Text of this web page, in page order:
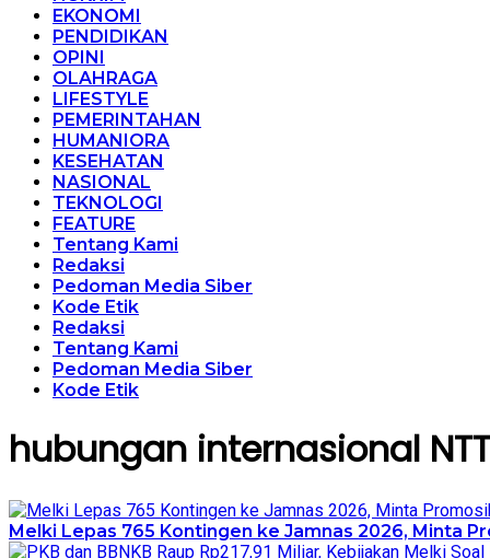
EKONOMI
PENDIDIKAN
OPINI
OLAHRAGA
LIFESTYLE
PEMERINTAHAN
HUMANIORA
KESEHATAN
NASIONAL
TEKNOLOGI
FEATURE
Tentang Kami
Redaksi
Pedoman Media Siber
Kode Etik
Redaksi
Tentang Kami
Pedoman Media Siber
Kode Etik
hubungan internasional NTT
Melki Lepas 765 Kontingen ke Jamnas 2026, Minta